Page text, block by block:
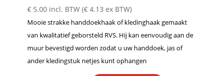
€5.00 incl. BTW (€4.13 ex BTW)
Mooie strakke handdoekhaak of kledinghaak gemaakt
van kwalitatief geborsteld RVS. Hij kan eenvoudig aan de
muur bevestigd worden zodat u uw handdoek, jas of
ander kledingstuk netjes kunt ophangen